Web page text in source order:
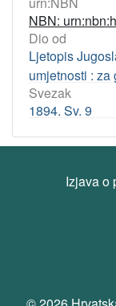
NBN:
Dio od
Ljetopis
umjetnosti : za
Svezak
1894. Sv. 9
Izjava o